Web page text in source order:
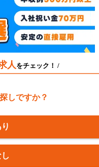
人 をチェック！ /
しですか？